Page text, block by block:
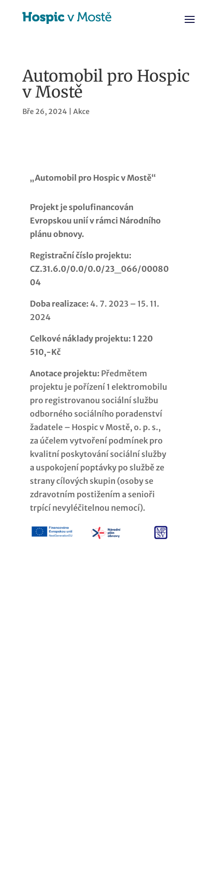
Automobil pro Hospic
v Mostě
Bře 26, 2024 Akce
„Automobil pro Hospic v Mostě“
Projekt je spolufinancován
Evropskou unií v rámci Národního
plánu obnovy.
Registrační číslo projektu:
CZ.31.6.0/0.0/0.0/23_066/00080
04
Doba realizace: 4. 7. 2023 – 15. 11.
2024
Celkové náklady projektu: 1 220
510,-Kč
Anotace projektu: Předmětem
projektu je pořízení 1 elektromobilu
pro registrovanou sociální službu
odborného sociálního poradenství
žadatele – Hospic v Mostě, o. p. s.,
za účelem vytvoření podmínek pro
kvalitní poskytování sociální služby
a uspokojení poptávky po službě ze
strany cílových skupin (osoby se
zdravotním postižením a senioři
trpící nevyléčitelnou nemocí).